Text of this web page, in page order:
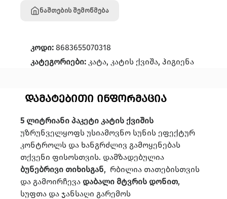
ნაშთების შემოწმება
კოდი: 8683655070318
კატეგორიები: კატა, კატის ქვიშა, ჰიგიენა
დამატებითი ინფორმაცია
5 ლიტრიანი პაკეტი კატის ქვიშის
უზრუნველყოფს უსიამოვნო სუნის ეფექტურ
კონტროლს და ხანგრძლივ გამოყენებას
თქვენი ფისოსთვის. დამზადებულია
ბუნებრივი თიხისგან, რბილია თათებისთვის
და გამოირჩევა დაბალი მტვრის დონით,
სუფთა და ჯანსაღი გარემოს